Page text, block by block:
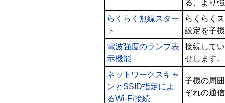
る、より
らくらく無線スター
ト
らくらく
設定を子
電波強度のランプ表
示機能
接続して
せします。
ネットワークスキャ
ンとSSID指定によ
るWi-Fi接続
子機の周
ぞれの通